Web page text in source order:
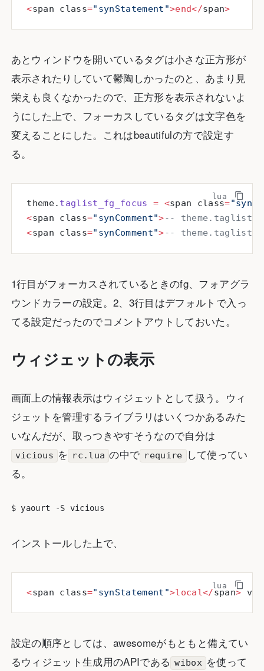
<span class="synStatement">end</span>
あとウィンドウを開いているタグは小さな正方形が
表示されたりしていて鬱陶しかったのと、あまり見
栄えも良くなかったので、正方形を表示されないよ
うにした上で、フォーカスしているタグは文字色を
変えることにした。これはbeautifulの方で設定す
る。
theme. taglist_fg_focus = <span class=
<span class="synComment">--
<span class="synComment">--
1行目がフォーカスされているときのfg、フォアグラ
ウンドカラーの設定。2、3行目はデフォルトで入っ
てる設定だったのでコメントアウトしておいた。
ウィジェットの表示
画面上の情報表示はウィジェットとして扱う。ウィ
ジェットを管理するライブラリはいくつかあるみた
いなんだが、取っつきやすそうなので自分は
vicious を rc.lua の中で require して使ってい
る。
インストールした上で、
<span class="synStatement">local</span>
設定の順序としては、awesomeがもともと備えてい
るウィジェット生成用のAPIである wibox を使って